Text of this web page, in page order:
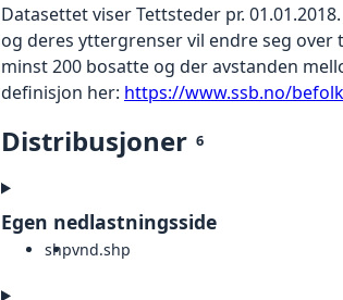
Datasettet viser Tettsteder pr.
og deres yttergrenser vil endre seg
minst 200 bosatte og der avstanden
definisjon her: https://www.ssb.no/
Distribusjoner 6
Egen nedlastningsside
shpvnd.shp